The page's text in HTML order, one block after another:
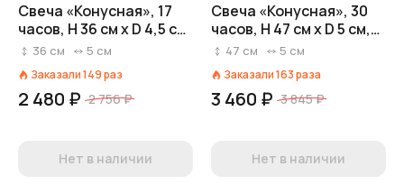
Свеча «Конусная», 17
часов, H 36 см x D 4,5 см,
кремовый
36 см 5 см
Заказали149раз
2 480 ₽ 2 756 ₽
Нет в наличии
Свеча «Конусная», 30
часов, H 47 см x D 5 см,
кремовый
47 см 5 см
Заказали163раза
3 460 ₽ 3 845 ₽
Нет в наличии